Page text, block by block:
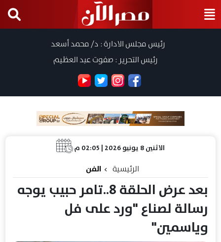
رئيس مجلس الادارة : د/ محمد أسعد
رئيس التحرير : صفوت عبد العظيم
الاثنين 8 يونيو 2026 | 02:05 م
الرئيسية الفن
بعد عرض الحلقة 8..تامر حبيب يوجه
رسالة لصناع "ورد على فل
وياسمين"